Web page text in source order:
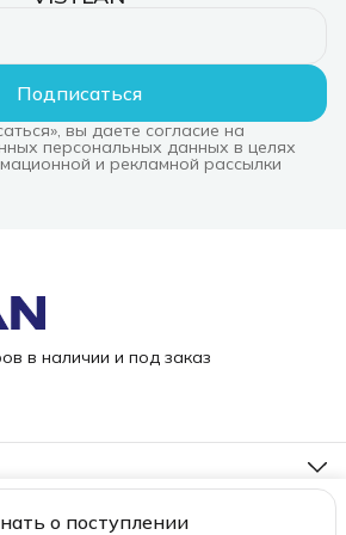
о поступлении
Подписаться
вы даете согласие на
персональных данных в целях
и рекламной рассылки
в наличии и под заказ
Все права защищены.